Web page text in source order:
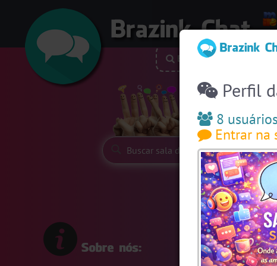
Siga-nos:
Buscar nick
Perfil
8
Entrar na